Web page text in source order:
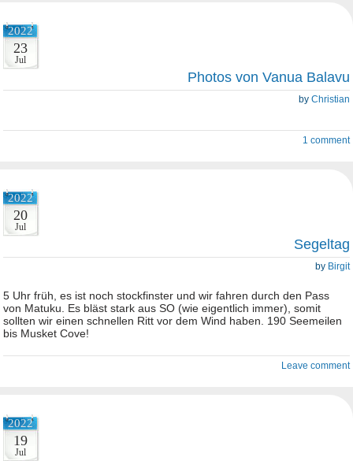
2022
23
Jul
Photos von Vanua Balavu
by Christian
1 comment
2022
20
Jul
Segeltag
by Birgit
5 Uhr früh, es ist noch stockfinster und wir fahren durch den Pass
von Matuku. Es bläst stark aus SO (wie eigentlich immer), somit
sollten wir einen schnellen Ritt vor dem Wind haben. 190 Seemeilen
bis Musket Cove!
Leave comment
2022
19
Jul